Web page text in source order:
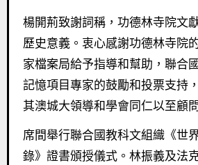
楊開荊致謝詞稱，功德林寺院文
歷史意義。衷心感謝功德林寺院
家檔案局給予指導和幫助，聯合
記憶項目專家的鼓勵和投票支持
其澳城大領導和學會同仁以至顧
席間舉行聯合國教科文組織《世
錄》證書頒授儀式。林振義及法